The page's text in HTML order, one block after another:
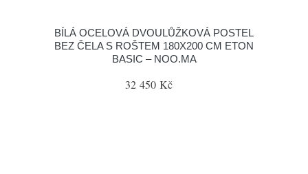
BÍLÁ OCELOVÁ DVOULŮŽKOVÁ POSTEL
BEZ ČELA S ROŠTEM 180X200 CM ETON
BASIC – NOO.MA
32 450 Kč